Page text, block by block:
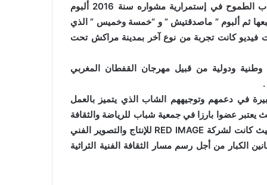
بصوته أغاني أهرامات الفن الغنائي الكلاسيكي كما سجل الشاب الطموح في إستمرارية مشواره سنة 2016 ألبوم
ثم ألبوم ” ماصدقتيش ” و “خمسة وخميس ” الذي
كليبات فيديو كانت تجربة من نوع آخر بمدينة مراكش تحت
ودولية من قبيل مهرجان القفطان المغربي
في دعمهم وتوجيههم الشاب الذي يتميز بالعمل
يعتبر عضوا بارزا في جمعية شباب للرياضة والثقافة
، ويشغل منصب نائب رئيس جمعية الثراث العالمي برشلونة ، حيث كانت لشركة RED IMAGE للإنتاج والتصوير الفني
الكبار من أجل رسم مسار الثقافة الفنية الثراثية